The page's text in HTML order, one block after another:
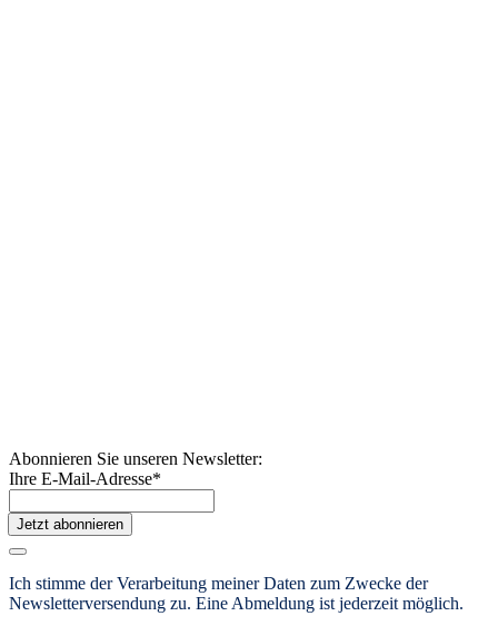
Abonnieren Sie unseren Newsletter:
Ihre E-Mail-Adresse*
Jetzt abonnieren
Ich stimme der Verarbeitung meiner Daten zum Zwecke der
Newsletterversendung zu. Eine Abmeldung ist jederzeit möglich.